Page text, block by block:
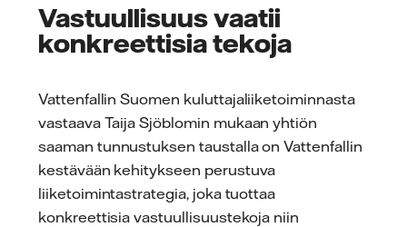
Vastuullisuus vaatii
konkreettisia tekoja
Vattenfallin Suomen kuluttajaliiketoiminnasta
vastaava Taija Sjöblomin mukaan yhtiön
saaman tunnustuksen taustalla on Vattenfallin
kestävään kehitykseen perustuva
liiketoimintastrategia, joka tuottaa
konkreettisia vastuullisuustekoja niin